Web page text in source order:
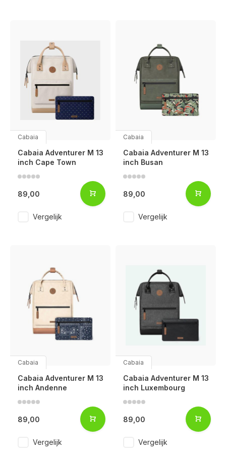
Cabaia
Cabaia Adventurer M 13
inch Cape Town
89,00
Vergelijk
Cabaia
Cabaia Adventurer M 13
inch Busan
89,00
Vergelijk
Cabaia
Cabaia Adventurer M 13
inch Andenne
89,00
Vergelijk
Cabaia
Cabaia Adventurer M 13
inch Luxembourg
89,00
Vergelijk